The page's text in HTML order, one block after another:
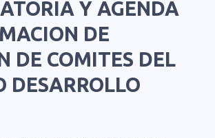
Y AGENDA
DE
DE COMITES DEL
DESARROLLO